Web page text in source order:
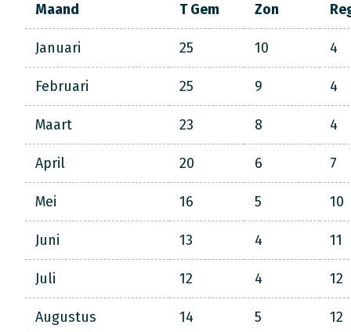
Maand T Gem Zon
Januari 25 10 4
Februari 25 9 4
Maart 23 8 4
April 20 6 7
Mei 16 5 10
Juni 13 4 11
Juli 12 4 12
Augustus 14 5 12